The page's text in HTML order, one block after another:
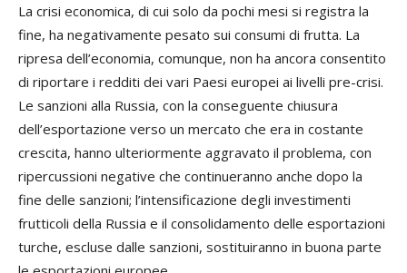
La crisi economica, di cui solo da pochi mesi si registra la
fine, ha negativamente pesato sui consumi di frutta. La
ripresa dell’economia, comunque, non ha ancora consentito
di riportare i redditi dei vari Paesi europei ai livelli pre-crisi.
Le sanzioni alla Russia, con la conseguente chiusura
dell’esportazione verso un mercato che era in costante
crescita, hanno ulteriormente aggravato il problema, con
ripercussioni negative che continueranno anche dopo la
fine delle sanzioni; l’intensificazione degli investimenti
frutticoli della Russia e il consolidamento delle esportazioni
turche, escluse dalle sanzioni, sostituiranno in buona parte